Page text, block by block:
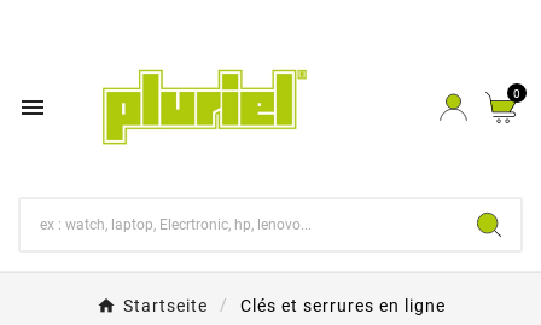
 0
Startseite Clés et serrures en ligne